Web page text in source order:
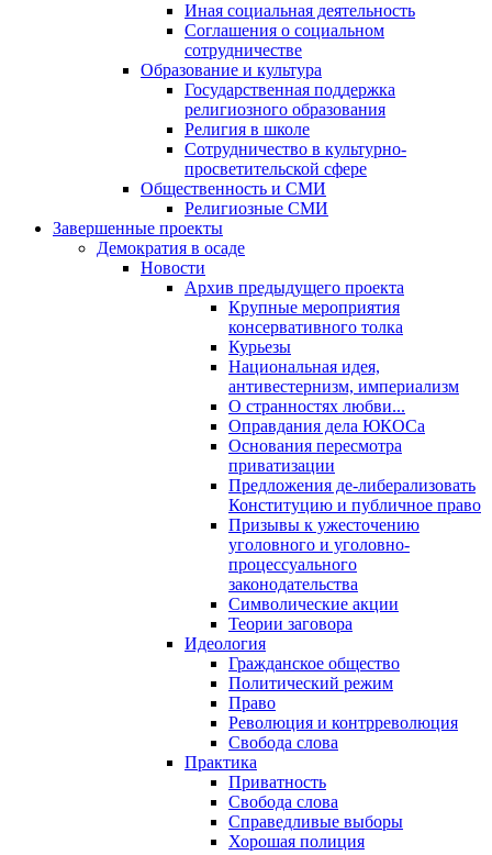
Иная социальная деятельность
Соглашения о социальном
сотрудничестве
Образование и культура
Государственная поддержка
религиозного образования
Религия в школе
Сотрудничество в культурно-
просветительской сфере
Общественность и СМИ
Религиозные СМИ
Завершенные проекты
Демократия в осаде
Новости
Архив предыдущего проекта
Крупные мероприятия
консервативного толка
Курьезы
Национальная идея,
антивестернизм, империализм
О странностях любви...
Оправдания дела ЮКОСа
Основания пересмотра
приватизации
Предложения де-либерализовать
Конституцию и публичное право
Призывы к ужесточению
уголовного и уголовно-
процессуального
законодательства
Символические акции
Теории заговора
Идеология
Гражданское общество
Политический режим
Право
Революция и контрреволюция
Свобода слова
Практика
Приватность
Свобода слова
Справедливые выборы
Хорошая полиция